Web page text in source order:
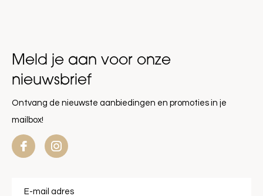
Meld je aan voor onze
nieuwsbrief
Ontvang de nieuwste aanbiedingen en promoties in je
mailbox!